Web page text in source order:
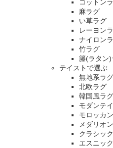
コットン
麻ラグ
い草ラグ
レーヨン
ナイロン
竹ラグ
籐(ラタン)
テイストで選ぶ
無地系ラグ
北欧ラグ
韓国風ラグ
モダンテ
モロッカ
メダリオ
クラシッ
エスニッ